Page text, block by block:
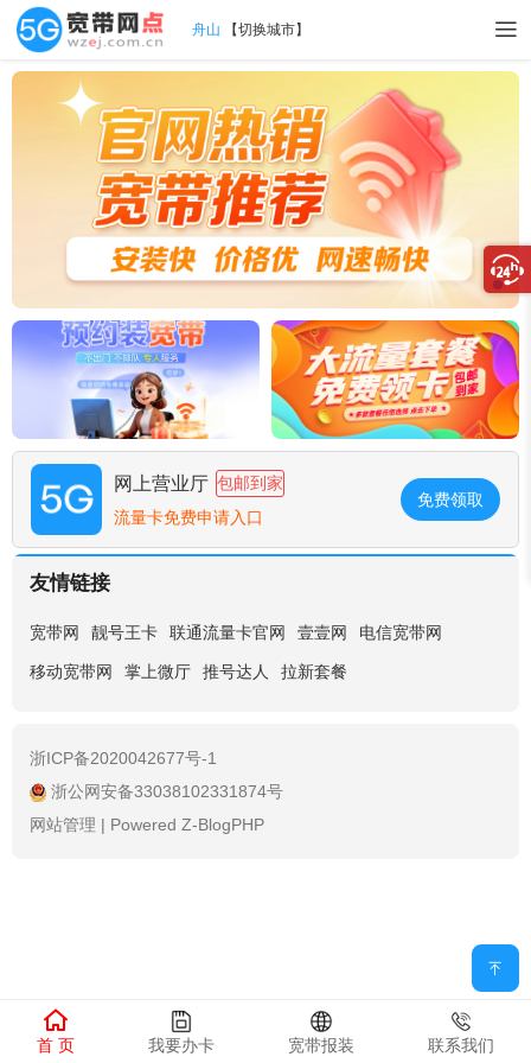
舟山 【切换城市】
网上营业厅 包邮到家
流量卡免费申请入口
免费领取
友情链接
宽带网 靓号王卡 联通流量卡官网 壹壹网 电信宽带网
移动宽带网 掌上微厅 推号达人 拉新套餐
浙ICP备2020042677号-1
浙公网安备33038102331874号
网站管理 | Powered Z-BlogPHP
首 页 我要办卡 宽带报装 联系我们